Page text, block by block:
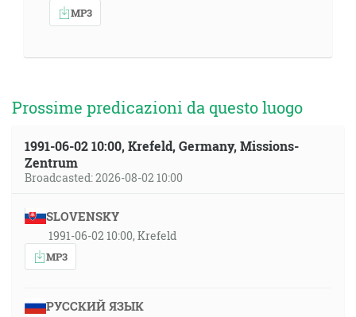
MP3
Prossime predicazioni da questo luogo
1991-06-02 10:00, Krefeld, Germany, Missions-
Zentrum
Broadcasted: 2026-08-02 10:00
SLOVENSKY
1991-06-02 10:00, Krefeld
MP3
РУССКИЙ ЯЗЫК